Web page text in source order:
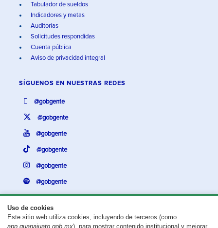
Uso de cookies
Este sitio web utiliza cookies, incluyendo de terceros (como
app.guanajuato.gob.mx), para mostrar contenido institucional y mejorar
Tabulador de sueldos
Indicadores y metas
Auditorías
Solicitudes respondidas
Cuenta pública
Aviso de privacidad integral
SÍGUENOS EN NUESTRAS REDES
@gobgente
@gobgente
@gobgente
@gobgente
@gobgente
@gobgente
¿Existe algún problema con esta página?Repórtalo aquí.